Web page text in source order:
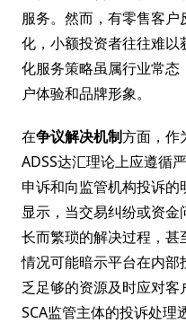
服务。然而，有零售客
化，小额投资者往往难
化服务策略虽属行业常
户体验和品牌形象。
在争议解决机制方面，作
ADSS达汇理论上应遵循
申诉和向监管机构投诉
显示，当交易纠纷或资
长而繁琐的解决过程，
情况可能暗示平台在内
乏足够的资源及时应对客
SCA监管主体的投诉处理